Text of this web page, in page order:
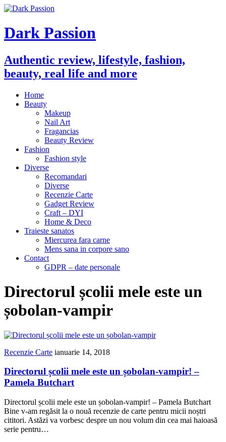
Dark Passion
Authentic review, lifestyle, fashion,
beauty, real life and more
Home
Beauty
Makeup
Nail Art
Fragancias
Beauty Review
Fashion
Fashion style
Diverse
Recomandari
Diverse
Recenzie Carte
Gadget Review
Craft – DYI
Home & Deco
Traieste sanatos
Miercurea fara carne
Mens sana in corpore sano
Contact
GDPR – date personale
Directorul școlii mele este un
șobolan-vampir
Recenzie Carte ianuarie 14, 2018
Directorul școlii mele este un șobolan-vampir! –
Pamela Butchart
Directorul școlii mele este un șobolan-vampir! – Pamela Butchart
Bine v-am regăsit la o nouă recenzie de carte pentru micii noștri
cititori. Astăzi va vorbesc despre un nou volum din cea mai haioasă
serie pentru…